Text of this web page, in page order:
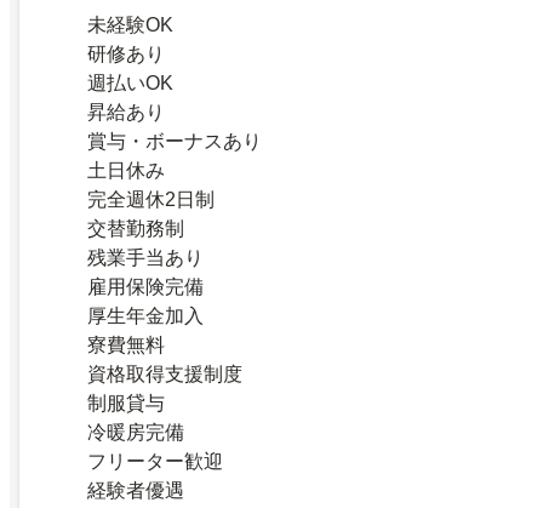
未経験OK
研修あり
週払いOK
昇給あり
賞与・ボーナスあり
土日休み
完全週休2日制
交替勤務制
残業手当あり
雇用保険完備
厚生年金加入
寮費無料
資格取得支援制度
制服貸与
冷暖房完備
フリーター歓迎
経験者優遇